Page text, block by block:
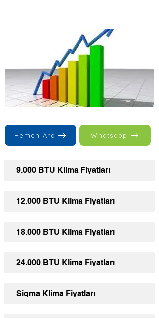
Hemen Ara Whatsapp
9.000 BTU Klima Fiyatları
12.000 BTU Klima Fiyatları
18.000 BTU Klima Fiyatları
24.000 BTU Klima Fiyatları
Sigma Klima Fiyatları